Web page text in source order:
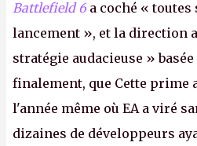
Battlefield 6 a coché « toutes
lancement », et la direction
stratégie audacieuse »
finalement, que Cette prime
l'année même où EA a viré
dizaines de développeurs